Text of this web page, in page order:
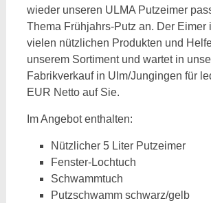
wieder unseren ULMA Putzeimer
Thema Frühjahrs-Putz an. Der Eimer
vielen nützlichen Produkten und
unserem Sortiment und wartet in
Fabrikverkauf in Ulm/Jungingen für
EUR Netto auf Sie.
Im Angebot enthalten:
Nützlicher 5 Liter Putzeimer
Fenster-Lochtuch
Schwammtuch
Putzschwamm schwarz/gelb